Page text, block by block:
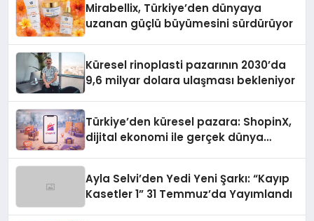
Mirabellix, Türkiye’den dünyaya
uzanan güçlü büyümesini sürdürüyor
Küresel rinoplasti pazarının 2030’da
9,6 milyar dolara ulaşması bekleniyor
Türkiye’den küresel pazara: ShopinX,
dijital ekonomi ile gerçek dünya
Ayla Selvi’den Yedi Yeni Şarkı: “Kayıp
Kasetler 1” 31 Temmuz’da Yayımlandı